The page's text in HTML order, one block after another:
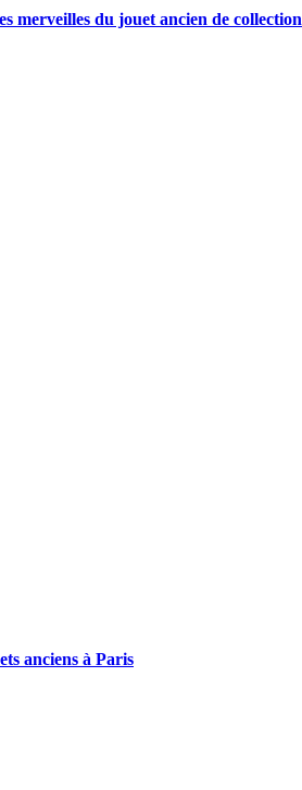
merveilles du jouet ancien de collection
anciens à Paris